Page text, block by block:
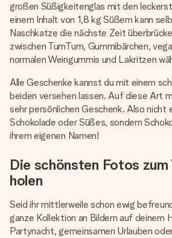
großen Süßigkeitenglas mit den
einem Inhalt von 1,8 kg Süßem kann
Naschkatze die nächste Zeit
zwischen TumTum, Gummibärchen,
normalen Weingummis und Lakritzen
Alle Geschenke kannst du mit einem
beiden versehen lassen. Auf diese Art
sehr persönlichen Geschenk. Also nicht
Schokolade oder Süßes, sondern
ihrem eigenen Namen!
Die schönsten Fotos zum
holen
Seid ihr mittlerweile schon ewig
ganze Kollektion an Bildern auf deinem
Partynacht, gemeinsamen Urlauben